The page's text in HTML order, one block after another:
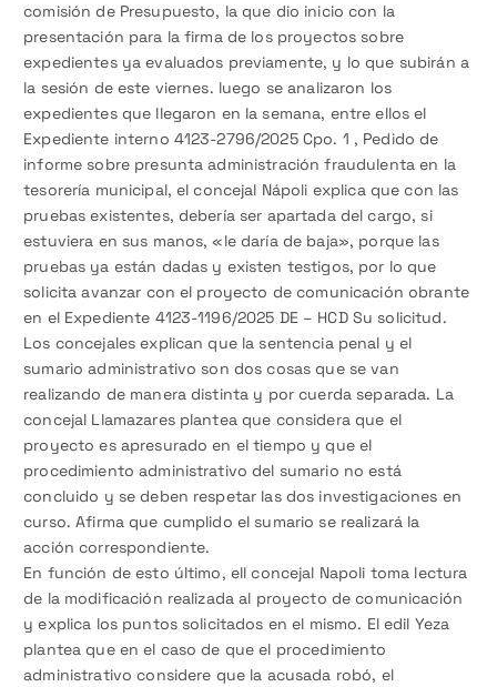
comisión de Presupuesto, la que dio inicio con la
presentación para la firma de los proyectos sobre
expedientes ya evaluados previamente, y lo que subirán a
la sesión de este viernes. luego se analizaron los
expedientes que llegaron en la semana, entre ellos el
Expediente interno 4123-2796/2025 Cpo. 1 , Pedido de
informe sobre presunta administración fraudulenta en la
tesorería municipal, el concejal Nápoli explica que con las
pruebas existentes, debería ser apartada del cargo, si
estuviera en sus manos, «le daría de baja», porque las
pruebas ya están dadas y existen testigos, por lo que
solicita avanzar con el proyecto de comunicación obrante
en el Expediente 4123-1196/2025 DE – HCD Su solicitud.
Los concejales explican que la sentencia penal y el
sumario administrativo son dos cosas que se van
realizando de manera distinta y por cuerda separada. La
concejal Llamazares plantea que considera que el
proyecto es apresurado en el tiempo y que el
procedimiento administrativo del sumario no está
concluido y se deben respetar las dos investigaciones en
curso. Afirma que cumplido el sumario se realizará la
acción correspondiente.
En función de esto último, ell concejal Napoli toma lectura
de la modificación realizada al proyecto de comunicación
y explica los puntos solicitados en el mismo. El edil Yeza
plantea que en el caso de que el procedimiento
administrativo considere que la acusada robó, el